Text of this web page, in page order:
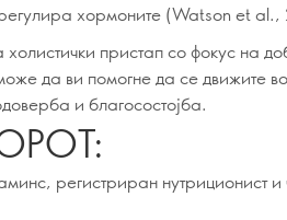
хормоните (Watson et al.,
холистички пристап со фокус на
да ви помогне да се движите
и благосостојба.
регистриран нутриционист и